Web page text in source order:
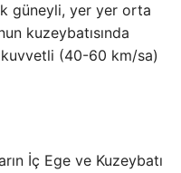
güneyli, yer yer orta
kuzeybatısında
(40-60 km/sa)
İç Ege ve Kuzeybatı